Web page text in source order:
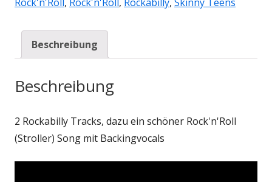
Beschreibung
Beschreibung
2 Rockabilly Tracks, dazu ein schöner Rock'n'Roll
(Stroller) Song mit Backingvocals